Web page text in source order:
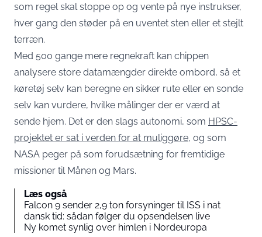
som regel skal stoppe op og vente på nye instrukser,
hver gang den støder på en uventet sten eller et stejlt
terræn.
Med 500 gange mere regnekraft kan chippen
analysere store datamængder direkte ombord, så et
køretøj selv kan beregne en sikker rute eller en sonde
selv kan vurdere, hvilke målinger der er værd at
sende hjem. Det er den slags autonomi, som HPSC-
projektet er sat i verden for at muliggøre, og som
NASA peger på som forudsætning for fremtidige
missioner til Månen og Mars.
Læs også
Falcon 9 sender 2,9 ton forsyninger til ISS i nat
dansk tid: sådan følger du opsendelsen live
Ny komet synlig over himlen i Nordeuropa